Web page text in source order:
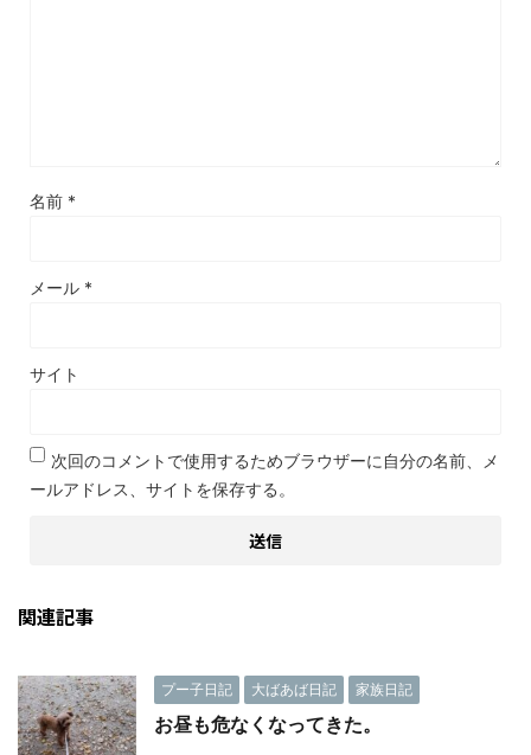
名前 *
メール *
サイト
次回のコメントで使用するためブラウザーに自分の名前、メ
ールアドレス、サイトを保存する。
関連記事
プー子日記 大ばあば日記 家族日記
お昼も危なくなってきた。